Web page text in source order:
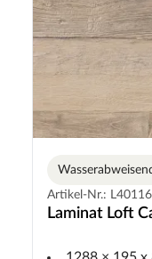
Artikel-Nr.:
Laminat Loft